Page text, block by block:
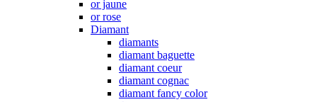
or jaune
or rose
Diamant
diamants
diamant baguette
diamant coeur
diamant cognac
diamant fancy color